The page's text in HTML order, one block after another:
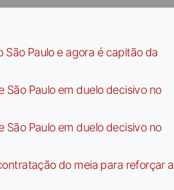
Paulo e agora é capitão da
São Paulo em duelo decisivo no
São Paulo em duelo decisivo no
do meia para reforçar a